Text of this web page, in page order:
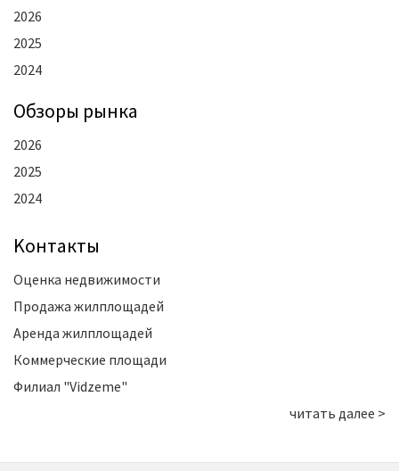
2026
2025
2024
Oбзоры рынка
2026
2025
2024
Kонтакты
Оценка недвижимости
Продажа жилплощадей
Аренда жилплощадей
Коммерческие площади
Филиал "Vidzeme"
читать далее >